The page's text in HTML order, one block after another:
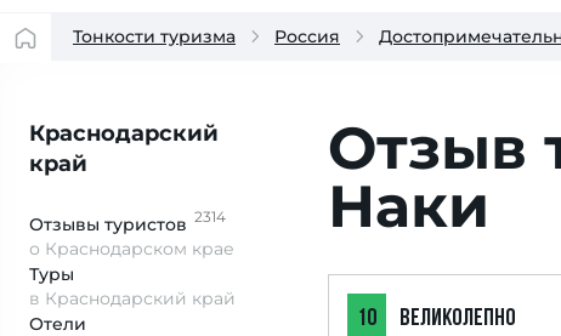
Тонкости туризма Россия
Краснодарский
край
Отзывы туристов 2314
о Краснодарском крае
Туры
в Краснодарский край
Отели
Отзыв
Наки
10 ВЕЛИКОЛЕПНО